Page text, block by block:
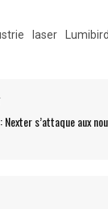
laser Lumibird
Nexter s’attaque aux